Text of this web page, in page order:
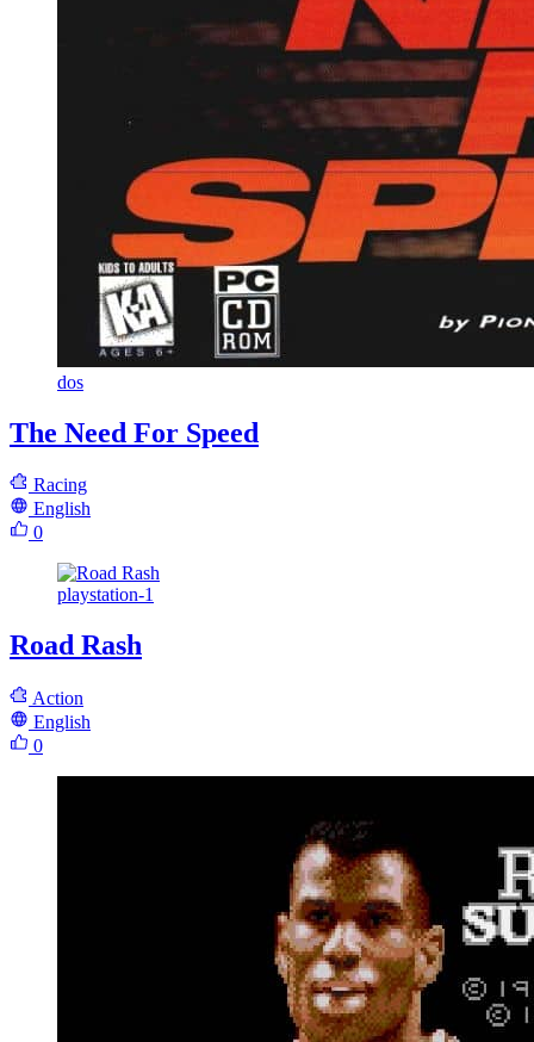
dos
The Need For Speed
Racing
English
0
playstation-1
Road Rash
Action
English
0